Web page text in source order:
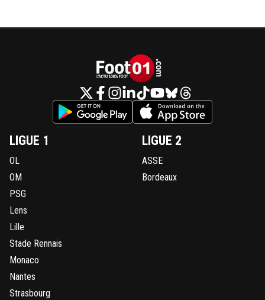
LIGUE 1
OL
OM
PSG
Lens
Lille
Stade Rennais
Monaco
Nantes
Strasbourg
LIGUE 2
ASSE
Bordeaux